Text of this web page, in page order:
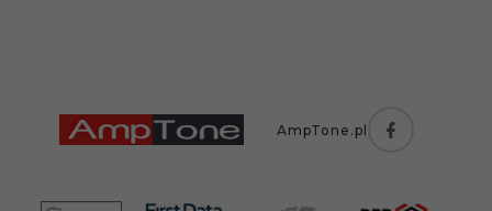
AmpTone.pl